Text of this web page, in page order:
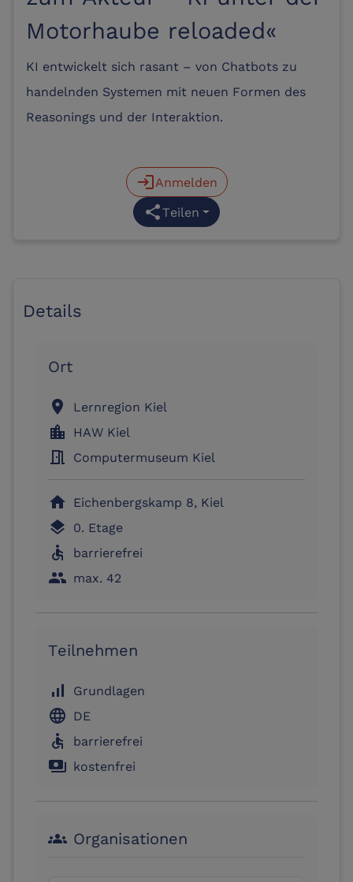
Motorhaube reloaded«
KI entwickelt sich rasant – von Chatbots zu
handelnden Systemen mit neuen Formen des
Reasonings und der Interaktion.
loginAnmelden
shareTeilen
Details
Ort
location_on Lernregion Kiel
location_city HAW Kiel
meeting_room Computermuseum Kiel
home Eichenbergskamp 8, Kiel
layers 0. Etage
accessible barrierefrei
people max. 42
Teilnehmen
signal_cellular_alt Grundlagen
language DE
accessible barrierefrei
payments kostenfrei
groups Organisationen